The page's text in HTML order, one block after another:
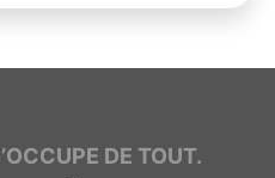
DE TOUT.